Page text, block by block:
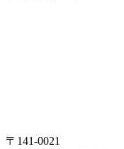
〒141-0021